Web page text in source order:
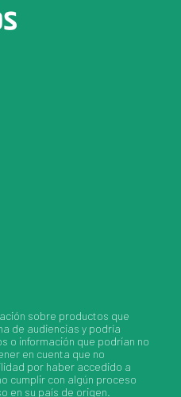
sobre productos que
de audiencias y podría
o información que podrían no
en cuenta que no
por haber accedido a
cumplir con algún proceso
en su país de origen.